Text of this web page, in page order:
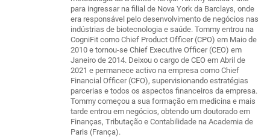
para ingressar na filial de Nova York da Barclays, onde
era responsável pelo desenvolvimento de negócios nas
indústrias de biotecnologia e saúde. Tommy entrou na
CogniFit como Chief Product Officer (CPO) em Maio de
2010 e tornou-se Chief Executive Officer (CEO) em
Janeiro de 2014. Deixou o cargo de CEO em Abril de
2021 e permanece activo na empresa como Chief
Financial Officer (CFO), supervisionando estratégias
parcerias e todos os aspectos financeiros da empresa.
Tommy começou a sua formação em medicina e mais
tarde entrou em negócios, obtendo um doutorado em
Finanças, Tributação e Contabilidade na Academia de
Paris (França).